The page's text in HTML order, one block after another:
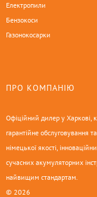
Електропили
Бензокоси
Газонокосарки
ПРО КОМПАНІЮ
Офіційний дилер у Харкові,
гарантійне обслуговування
німецької якості,
сучасних акумуляторних
найвищим стандартам.
© 2026